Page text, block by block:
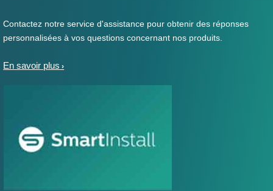
Contactez notre service d'assistance pour obtenir des réponses
personnalisées à vos questions concernant nos produits.
En savoir plus